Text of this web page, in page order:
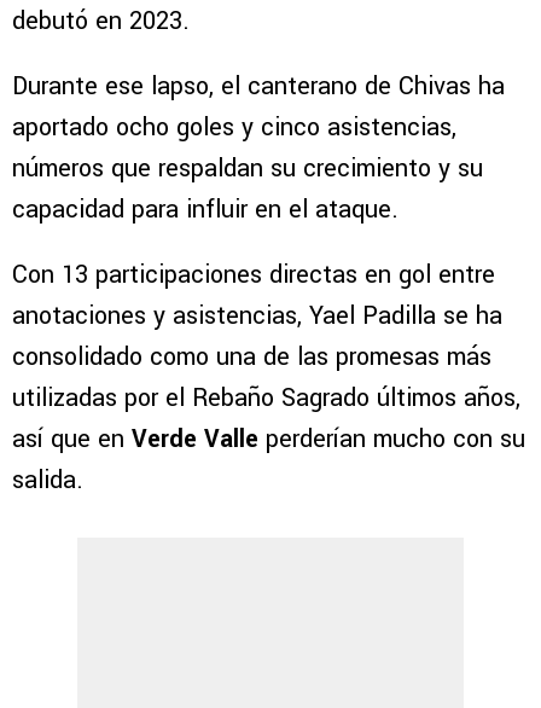
debutó en 2023.
Durante ese lapso, el canterano de Chivas ha
aportado ocho goles y cinco asistencias,
números que respaldan su crecimiento y su
capacidad para influir en el ataque.
Con 13 participaciones directas en gol entre
anotaciones y asistencias, Yael Padilla se ha
consolidado como una de las promesas más
utilizadas por el Rebaño Sagrado últimos años,
así que en Verde Valle perderían mucho con su
salida.